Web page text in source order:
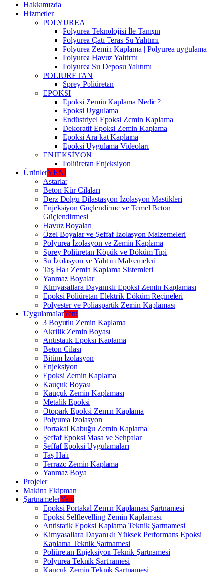
Hakkımızda
Hizmetler
POLYUREA
Polyurea Teknolojisi İle Tanışın
Polyurea Çatı Teras Su Yalıtımı
Polyurea Zemin Kaplama | Polyurea uygulama
Polyurea Havuz Yalıtımı
Polyurea Su Deposu Yalıtımı
POLIURETAN
Sprey Poliüretan
EPOKSI
Epoksi Zemin Kaplama Nedir ?
Epoksi Uygulama
Endüstriyel Epoksi Zemin Kaplama
Dekoratif Epoksi Zemin Kaplama
Epoksi Ara kat Kaplama
Epoksi Uygulama Videoları
ENJEKSİYON
Poliüretan Enjeksiyon
ÜrünlerYENİ
Astarlar
Beton Kür Cilaları
Derz Dolgu Dilastasyon İzolasyon Mastikleri
Enjeksiyon Güçlendirme ve Temel Beton
Güçlendirmesi
Havuz Boyaları
Özel Boyalar ve Şeffaf İzolasyon Malzemeleri
Polyurea İzolasyon ve Zemin Kaplama
Sprey Poliüretan Köpük ve Döküm Tipi
Su İzolasyon ve Yalıtım Malzemeleri
Taş Halı Zemin Kaplama Sistemleri
Yanmaz Boyalar
Kimyasallara Dayanıklı Epoksi Zemin Kaplaması
Epoksi Poliüretan Elektrik Döküm Reçineleri
Polyester ve Poliaspartik Zemin Kaplaması
UygulamalarYeni
3 Boyutlu Zemin Kaplama
Akrilik Zemin Boyası
Antistatik Epoksi Kaplama
Beton Cilası
Bitüm İzolasyon
Enjeksiyon
Epoksi Zemin Kaplama
Kauçuk Boyası
Kauçuk Zemin Kaplaması
Metalik Epoksi
Otopark Epoksi Zemin Kaplama
Polyurea İzolasyon
Portakal Kabuğu Zemin Kaplama
Şeffaf Epoksi Masa ve Sehpalar
Şeffaf Epoksi Uygulamaları
Taş Halı
Terrazo Zemin Kaplama
Yanmaz Boya
Projeler
Makina Ekipman
ŞartnamelerYeni
Epoksi Portakal Zemin Kaplaması Şartnamesi
Epoksi Selflevelling Zemin Kaplaması
Antistatik Epoksi Kaplama Teknik Şartnamesi
Kimyasallara Dayanıklı Yüksek Performans Epoksi
Kaplama Teknik Şartnamesi
Poliüretan Enjeksiyon Teknik Şartnamesi
Polyurea Teknik Şartnamesi
Kauçuk Zemin Teknik Şartnamesi